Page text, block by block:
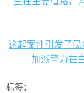
这起案件引发了
加派警力在
标签：